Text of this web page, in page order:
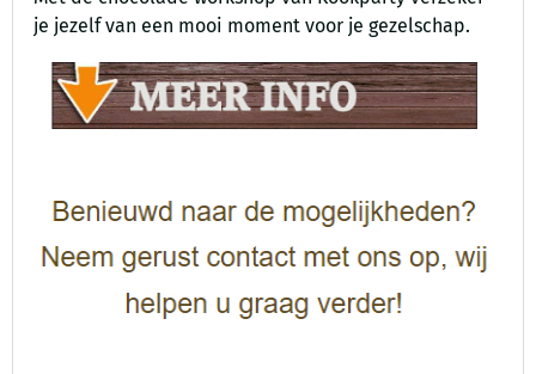
je jezelf van een mooi moment voor je gezelschap.